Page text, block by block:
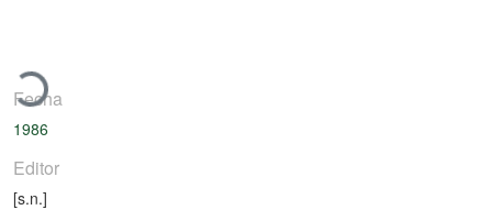
Fecha
1986
Editor
[s.n.]